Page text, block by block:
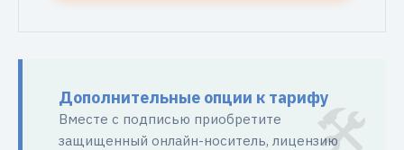
Дополнительные опции к тарифу
Вместе с подписью приобретите
защищенный онлайн-носитель, лицензию